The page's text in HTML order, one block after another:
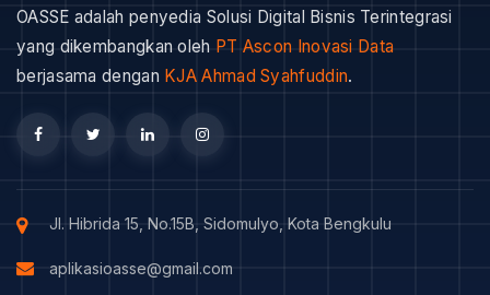
OASSE adalah penyedia Solusi Digital Bisnis Terintegrasi
yang dikembangkan oleh PT Ascon Inovasi Data
berjasama dengan KJA Ahmad Syahfuddin.
Jl. Hibrida 15, No.15B, Sidomulyo, Kota Bengkulu
aplikasioasse@gmail.com